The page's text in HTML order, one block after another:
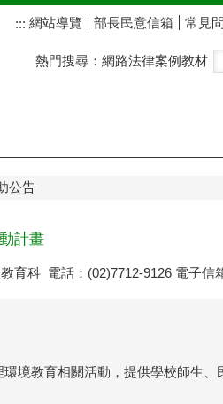
::: 網站導覽 部長民意信箱 常見
熱門搜尋： 網路法律案例教材
公告
計畫
育科 電話：(02)7712-9126 電子信
境教育相關活動，提供學校師生、